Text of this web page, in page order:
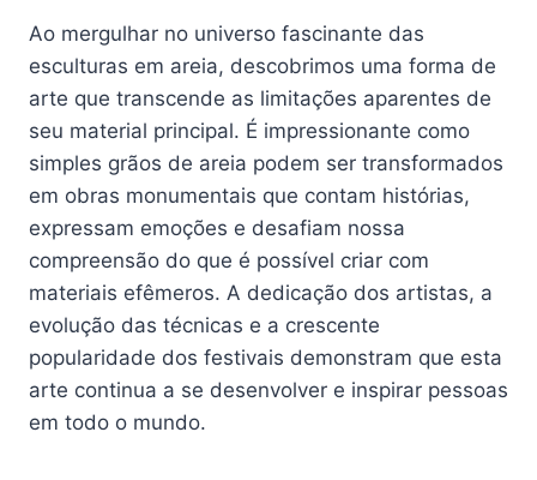
Ao mergulhar no universo fascinante das
esculturas em areia, descobrimos uma forma de
arte que transcende as limitações aparentes de
seu material principal. É impressionante como
simples grãos de areia podem ser transformados
em obras monumentais que contam histórias,
expressam emoções e desafiam nossa
compreensão do que é possível criar com
materiais efêmeros. A dedicação dos artistas, a
evolução das técnicas e a crescente
popularidade dos festivais demonstram que esta
arte continua a se desenvolver e inspirar pessoas
em todo o mundo.